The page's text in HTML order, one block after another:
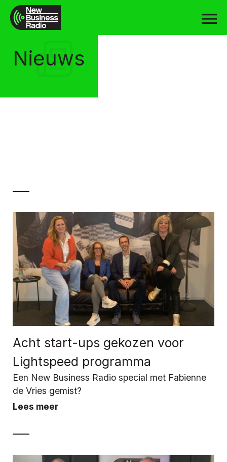
Nieuws
Acht start-ups gekozen voor
Lightspeed programma
Een New Business Radio special met Fabienne
de Vries gemist?
Lees meer